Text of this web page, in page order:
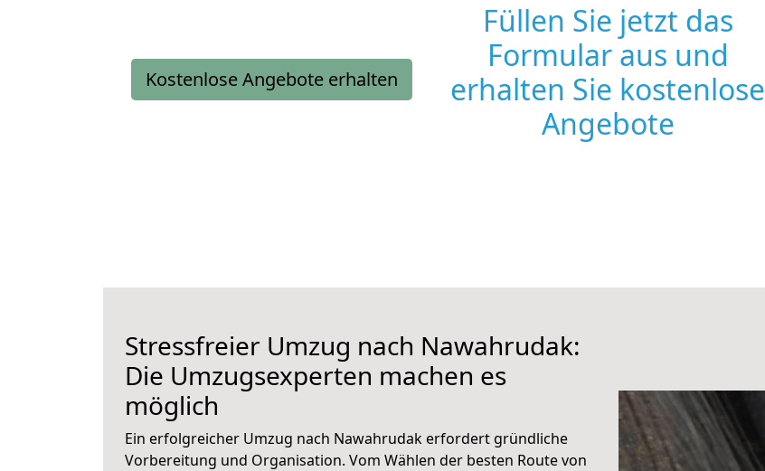
Kostenlose Angebote erhalten
Füllen Sie jetzt das
Formular aus und
erhalten Sie kostenlose
Angebote
Stressfreier Umzug nach Nawahrudak:
Die Umzugsexperten machen es
möglich
Ein erfolgreicher Umzug nach Nawahrudak erfordert gründliche
Vorbereitung und Organisation. Vom Wählen der besten Route von